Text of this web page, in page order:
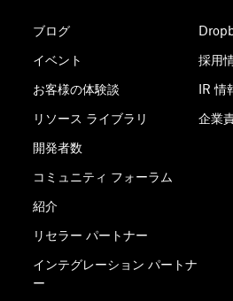
ブログ
イベント
お客様の体験談
リソース ライブラリ
開発者数
コミュニティ フォーラム
紹介
リセラー パートナー
インテグレーション パートナ
ー
採用
IR 情
企業